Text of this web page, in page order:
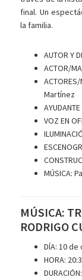
final. Un
la familia.
AUTOR Y
ACTOR/
ACTORES/
Martínez
VOZ EN
MÚSICA:
MÚSICA:
RODRIGO
DÍA: 10
HORA:
DURACIÓN: